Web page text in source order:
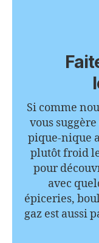
Si comme
vous
pique-nique
plutôt froid
pour
avec
épiceries,
gaz est aussi